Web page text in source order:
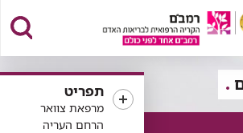
תפריט
מרפאת צוואר
הרחם העריה